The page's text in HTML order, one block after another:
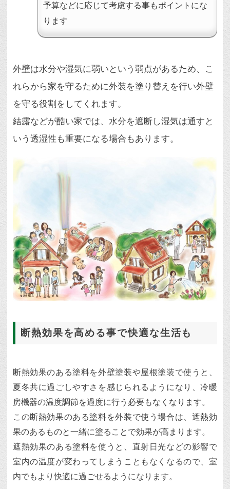
予算などに応じて考慮する事もポイントにな
ります
外壁は水分や湿気に弱いという弱点があるため、こ
れらから家を守るために外装を塗り替えを行い外壁
を守る役割をしてくれます。
結露などが酷い家では、水分を遮断し湿気は通すと
いう透湿性も重要になる場合もあります。
断熱効果を高める事で快適な生活も
断熱効果のある塗料を外壁塗装や屋根塗装で使うと、
夏冬共に過ごしやすさを感じられるようになり、冷暖
房機器の温度調節を過度に行う必要もなくなります。
この断熱効果のある塗料を外装で使う場合は、遮熱効
果のあるものと一緒に塗ることで効果が高まります。
遮熱効果のある塗料を使うと、直射日光などの影響で
室内の温度が変わってしまうこともなくなるので、室
内でもより快適に過ごせるようになります。